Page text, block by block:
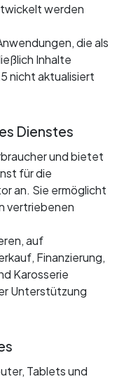
werden
die als
Inhalte
nicht aktualisiert
Dienstes
und bietet
für die
an. Sie ermöglicht
vertriebenen
auf
Finanzierung,
Karosserie
Unterstützung
Tablets und